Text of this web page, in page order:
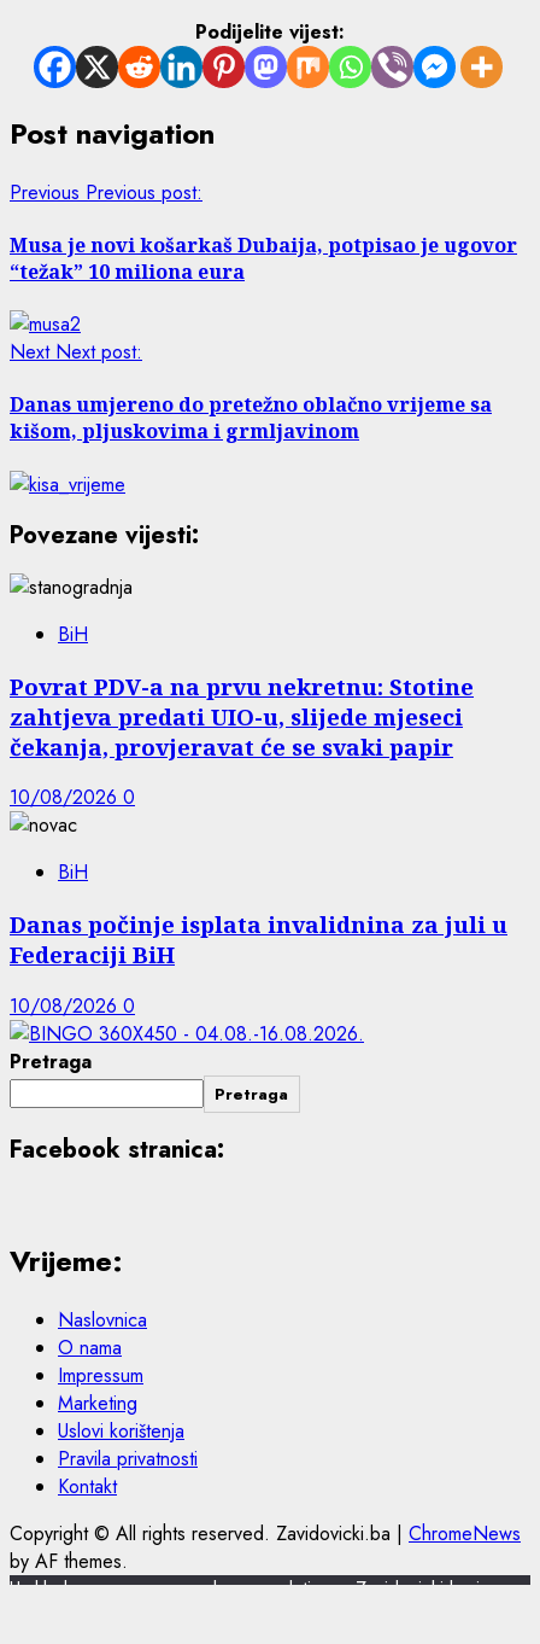
Podijelite vijest:
Post navigation
Previous Previous post:
Musa je novi košarkaš Dubaija, potpisao je ugovor
“težak” 10 miliona eura
Next Next post:
Danas umjereno do pretežno oblačno vrijeme sa
kišom, pljuskovima i grmljavinom
Povezane vijesti:
BiH
Povrat PDV-a na prvu nekretnu: Stotine
zahtjeva predati UIO-u, slijede mjeseci
čekanja, provjeravat će se svaki papir
10/08/2026 0
BiH
Danas počinje isplata invalidnina za juli u
Federaciji BiH
10/08/2026 0
Pretraga
Pretraga
Facebook stranica:
Vrijeme:
Naslovnica
O nama
Impressum
Marketing
Uslovi korištenja
Pravila privatnosti
Kontakt
Copyright © All rights reserved. Zavidovicki.ba | ChromeNews
by AF themes.
U skladu s novom europskom regulativom, Zavidovicki.ba je